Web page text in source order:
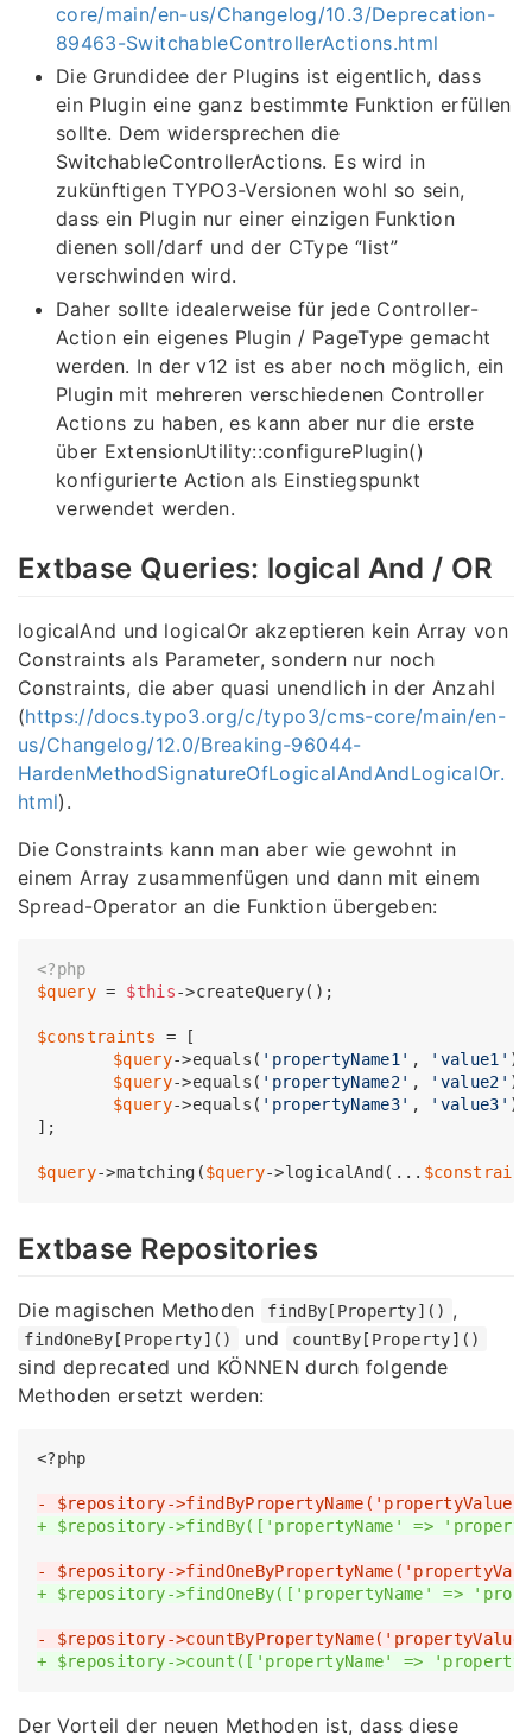
core/main/en-us/Changelog/10.3/Deprecation-
89463-SwitchableControllerActions.html
Die Grundidee der Plugins ist eigentlich, dass
ein Plugin eine ganz bestimmte Funktion erfüllen
sollte. Dem widersprechen die
SwitchableControllerActions. Es wird in
zukünftigen TYPO3-Versionen wohl so sein,
dass ein Plugin nur einer einzigen Funktion
dienen soll/darf und der CType “list”
verschwinden wird.
Daher sollte idealerweise für jede Controller-
Action ein eigenes Plugin / PageType gemacht
werden. In der v12 ist es aber noch möglich, ein
Plugin mit mehreren verschiedenen Controller
Actions zu haben, es kann aber nur die erste
über ExtensionUtility::configurePlugin()
konfigurierte Action als Einstiegspunkt
verwendet werden.
Extbase Queries: logical And / OR
logicalAnd und logicalOr akzeptieren kein Array von
Constraints als Parameter, sondern nur noch
Constraints, die aber quasi unendlich in der Anzahl
(https://docs.typo3.org/c/typo3/cms-core/main/en-
us/Changelog/12.0/Breaking-96044-
HardenMethodSignatureOfLogicalAndAndLogicalOr.
html).
Die Constraints kann man aber wie gewohnt in
einem Array zusammenfügen und dann mit einem
Spread-Operator an die Funktion übergeben:
<?php
$query = $this->createQuery();
$constraints = [
$query->equals( 'propertyName1' , 'value1' ),
$query->equals( 'propertyName2' , 'value2' ),
$query->equals( 'propertyName3' , 'value3' ),
];
$query->matching($query->logicalAnd(...
Extbase Repositories
Die magischen Methoden findBy[Property]() ,
findOneBy[Property]() und countBy[Property]()
sind deprecated und KÖNNEN durch folgende
Methoden ersetzt werden:
<?php
- $repository-
+ $repository->findBy(['propertyName' =>
- $repository-
+ $repository->findOneBy(['propertyName' =>
- $repository-
+ $repository->count(['propertyName' =>
Der Vorteil der neuen Methoden ist, dass diese